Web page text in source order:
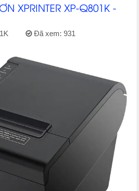
XPRINTER XP-Q801K -
Đã xem: 931